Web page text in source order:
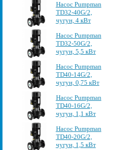
Насос Pumpman
TD32-40G/2,
чугун, 4 кВт
Насос Pumpman
TD32-50G/2,
чугун, 5,5 кВт
Насос Pumpman
TD40-14G/2,
чугун, 0,75 кВт
Насос Pumpman
TD40-16G/2,
чугун, 1,1 кВт
Насос Pumpman
TD40-20G/2,
чугун, 1,5 кВт